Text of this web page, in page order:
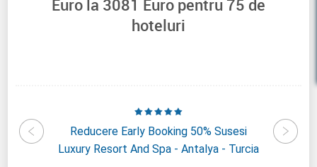
Euro la 3081 Euro pentru 75 de
hoteluri
Reducere Early Booking 50% Susesi
Luxury Resort And Spa - Antalya - Turcia